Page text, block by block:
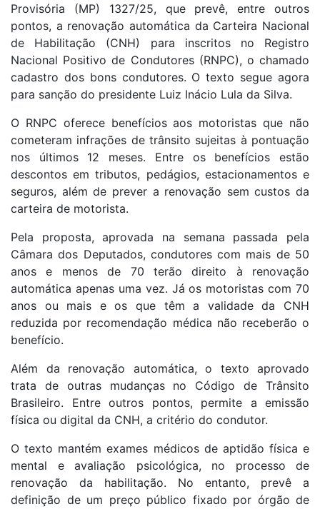
Provisória (MP) 1327/25, que prevê, entre outros
pontos, a renovação automática da Carteira Nacional
de Habilitação (CNH) para inscritos no Registro
Nacional Positivo de Condutores (RNPC), o chamado
cadastro dos bons condutores. O texto segue agora
para sanção do presidente Luiz Inácio Lula da Silva.
O RNPC oferece benefícios aos motoristas que não
cometeram infrações de trânsito sujeitas à pontuação
nos últimos 12 meses. Entre os benefícios estão
descontos em tributos, pedágios, estacionamentos e
seguros, além de prever a renovação sem custos da
carteira de motorista.
Pela proposta, aprovada na semana passada pela
Câmara dos Deputados, condutores com mais de 50
anos e menos de 70 terão direito à renovação
automática apenas uma vez. Já os motoristas com 70
anos ou mais e os que têm a validade da CNH
reduzida por recomendação médica não receberão o
benefício.
Além da renovação automática, o texto aprovado
trata de outras mudanças no Código de Trânsito
Brasileiro. Entre outros pontos, permite a emissão
física ou digital da CNH, a critério do condutor.
O texto mantém exames médicos de aptidão física e
mental e avaliação psicológica, no processo de
renovação da habilitação. No entanto, prevê a
definição de um preço público fixado por órgão de